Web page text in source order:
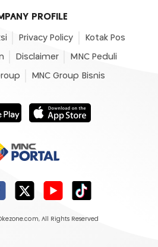
PROFILE
Privacy Policy Kotak Pos
Disclaimer MNC Peduli
MNC Group Bisnis
, All Rights Reserved